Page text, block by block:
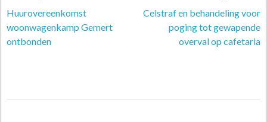
Huurovereenkomst
woonwagenkamp Gemert
ontbonden
Celstraf en behandeling voor
poging tot gewapende
overval op cafetaria